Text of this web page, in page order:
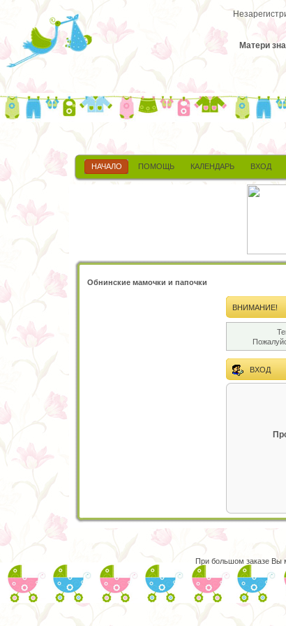
Матери
НАЧАЛО ПОМОЩЬ КАЛЕНДАРЬ ВХОД
Обнинские мамочки и папочки
ВНИМАНИЕ!
ВХОД
При большом заказе Вы